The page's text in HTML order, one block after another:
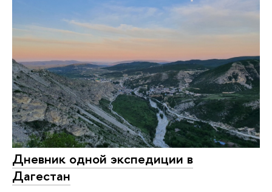
Дневник одной экспедиции в
Дагестан